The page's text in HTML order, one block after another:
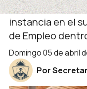
Ya se realizaron
instancia en el
de Empleo
domingo 05 de abril
Por